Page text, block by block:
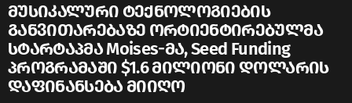
მუსიკალური ტექნოლოგიების
განვითარებაზე ორტიენტირებულმა
სტარტაპმა Moises-მა, Seed Funding
პროგრამაში $1.6 მილიონი დოლარის
დაფინანსება მიიღო